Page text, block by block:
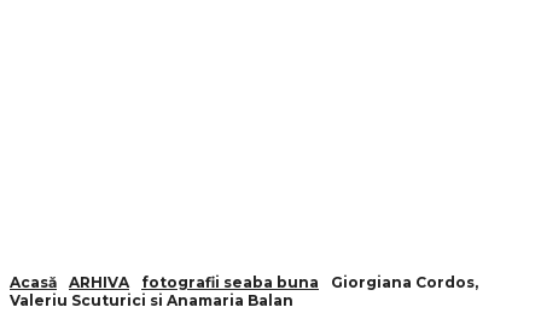
Acasă ARHIVA fotografii seaba buna
Giorgiana Cordos,
Valeriu Scuturici si Anamaria Balan